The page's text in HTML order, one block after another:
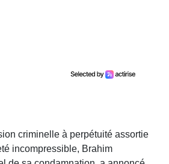
criminelle à perpétuité assortie
incompressible, Brahim